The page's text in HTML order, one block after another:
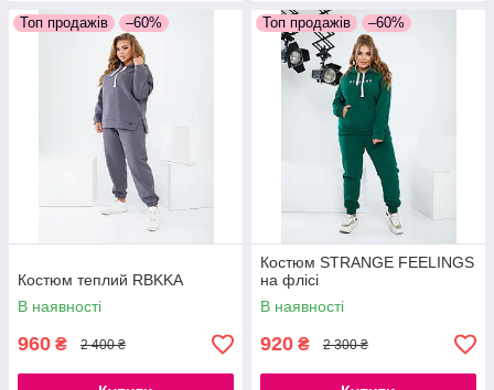
Топ продажів –60%
Костюм теплий RBKKA
В наявності
960 ₴ 2 400 ₴
Топ продажів –60%
Костюм STRANGE FEELINGS
на флісі
В наявності
920 ₴ 2 300 ₴